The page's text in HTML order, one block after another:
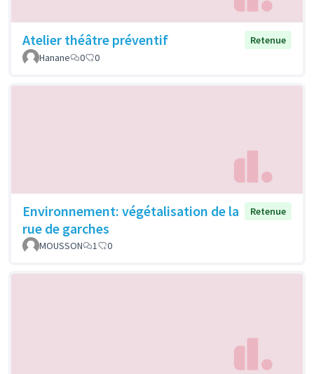
Atelier théâtre préventif
Retenue
Hanane
0 0
Environnement: végétalisation de la
rue de garches
Retenue
MOUSSON 1 0